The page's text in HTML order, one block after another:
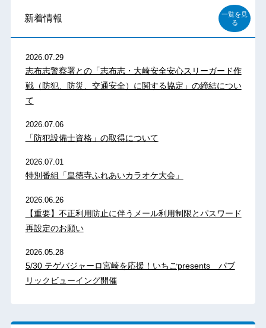
新着情報
一覧を見
る
2026.07.29
志布志警察署との「志布志・大崎安全安心スリーガード作
戦（防犯、防災、交通安全）に関する協定」の締結につい
て
2026.07.06
「防犯設備士資格」の取得について
2026.07.01
特別番組「皇徳寺ふれあいカラオケ大会」
2026.06.26
【重要】不正利用防止に伴うメール利用制限とパスワード
再設定のお願い
2026.05.28
5/30 テゲバジャーロ宮崎を応援！いちごpresents パブ
リックビューイング開催